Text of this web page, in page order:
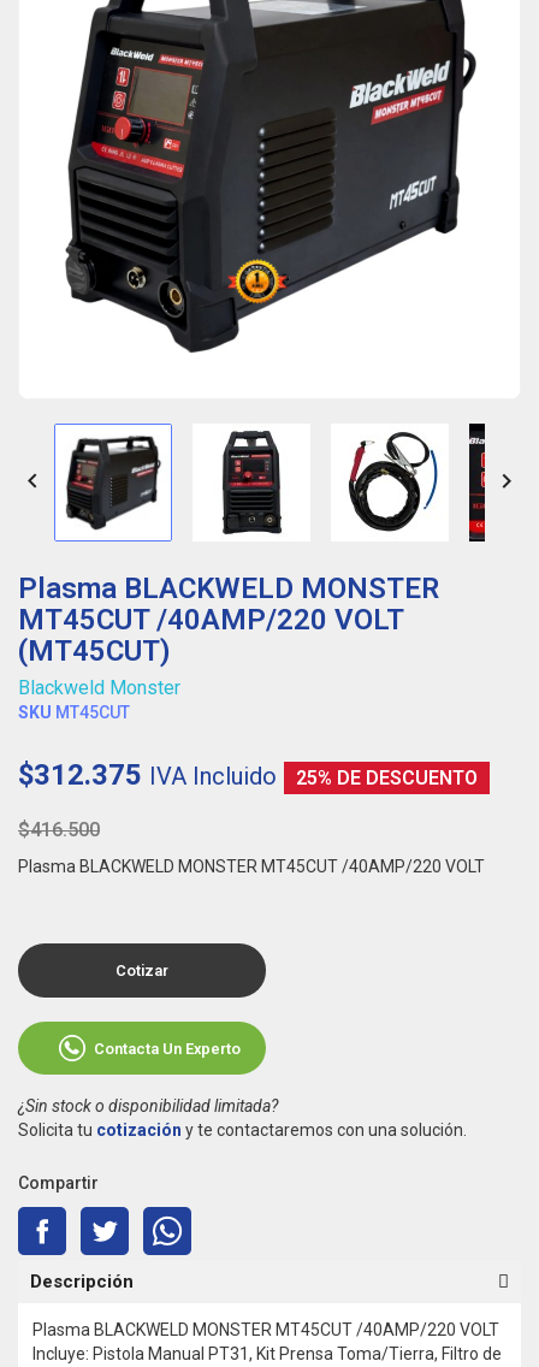
 
Plasma BLACKWELD MONSTER
MT45CUT /40AMP/220 VOLT
(MT45CUT)
Blackweld Monster
SKU MT45CUT
$312.375 IVA Incluido 25% DE DESCUENTO
$416.500
Plasma BLACKWELD MONSTER MT45CUT /40AMP/220 VOLT
Cotizar
Contacta Un Experto
¿Sin stock o disponibilidad limitada?
Solicita tu cotización y te contactaremos con una solución.
Compartir
Descripción
Plasma BLACKWELD MONSTER MT45CUT /40AMP/220 VOLT
Incluye: Pistola Manual PT31, Kit Prensa Toma/Tierra, Filtro de